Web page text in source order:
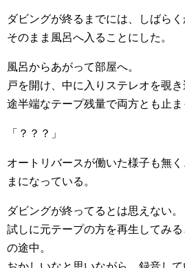
ダビングが終るまでには、しばら
そのまま風呂へ入ることにした。
風呂からあがって部屋へ。
戸を開け、中に入りステレオを覗
途半端なテープ残量で両方とも止ま
「？？？」
オートリバースが働いた様子も無
まになっている。
ダビングが終ってるとは思えない。
試しに元テープの方を再生してみ
の途中。